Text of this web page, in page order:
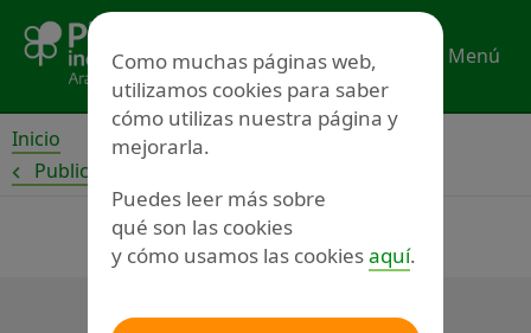
contenido
Menú
Inicio
Publicaciones
Como muchas páginas web,
utilizamos cookies para saber
cómo utilizas nuestra página y
mejorarla.
Puedes leer más sobre
qué son las cookies
y cómo usamos las cookiesaquí.